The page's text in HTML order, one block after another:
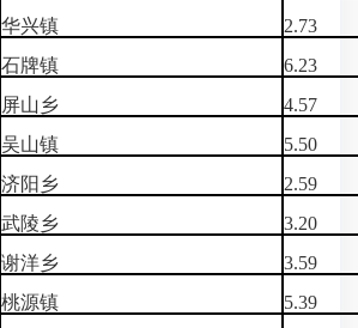
华兴镇
2.73
石牌镇
6.23
屏山乡
4.57
吴山镇
5.50
济阳乡
2.59
武陵乡
3.20
谢洋乡
3.59
桃源镇
5.39